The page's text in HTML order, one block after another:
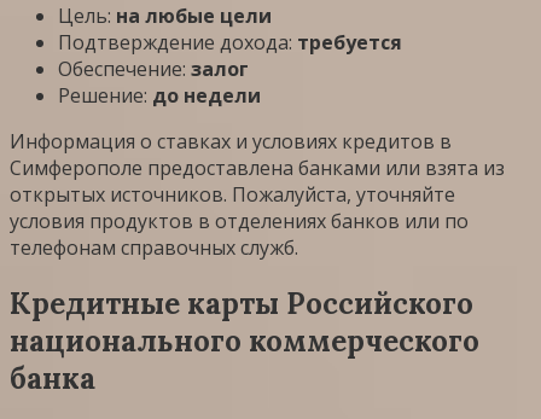
Цель: на любые цели
Подтверждение дохода: требуется
Обеспечение: залог
Решение: до недели
Информация о ставках и условиях кредитов в
Симферополе предоставлена банками или взята из
открытых источников. Пожалуйста, уточняйте
условия продуктов в отделениях банков или по
телефонам справочных служб.
Кредитные карты Российского
национального коммерческого
банка